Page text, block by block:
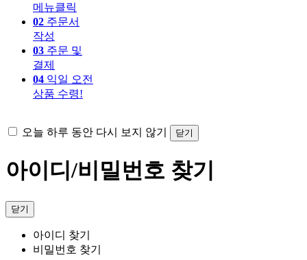
메뉴클릭
02 주문서
작성
03 주문 및
결제
04 익일 오전
상품 수령!
오늘 하루 동안 다시 보지 않기 닫기
아이디/비밀번호 찾기
닫기
아이디 찾기
비밀번호 찾기